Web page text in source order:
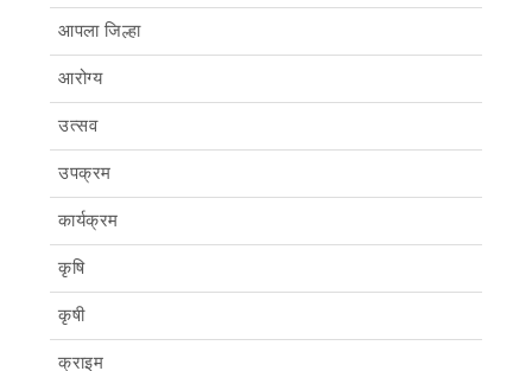
आपला जिल्हा
आरोग्य
उत्सव
उपक्रम
कार्यक्रम
कृषि
कृषी
क्राइम